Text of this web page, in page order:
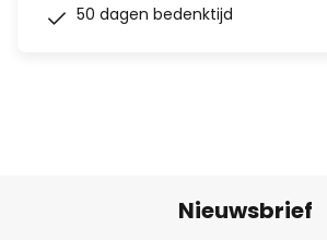
50 dagen bedenktijd
Nieuwsbrief